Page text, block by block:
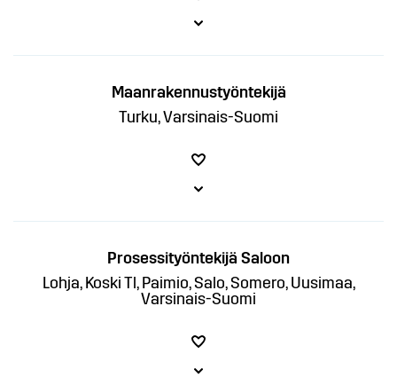
Maanrakennustyöntekijä
Turku, Varsinais-Suomi
Prosessityöntekijä Saloon
Lohja, Koski Tl, Paimio, Salo, Somero, Uusimaa,
Varsinais-Suomi